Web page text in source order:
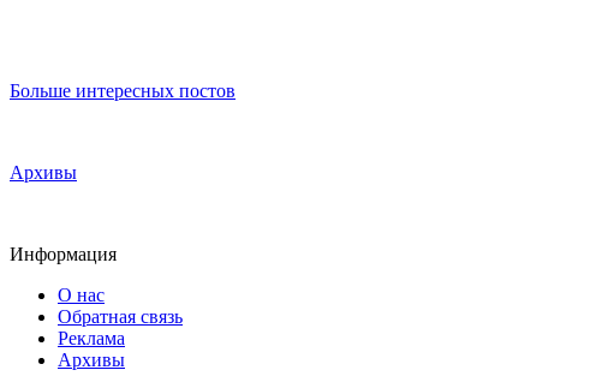
Больше интересных постов
Архивы
Информация
О нас
Обратная связь
Реклама
Архивы